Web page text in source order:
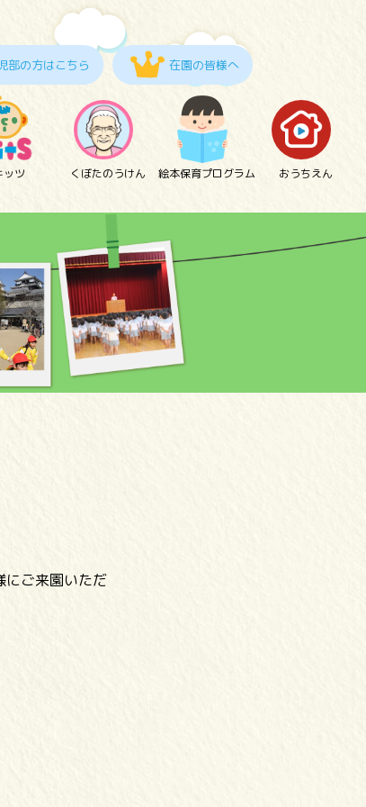
部の方はこちら 在園の皆様へ
ッツ くぼたのうけん 絵本保育プログラム おうちえん
にご来園いただ